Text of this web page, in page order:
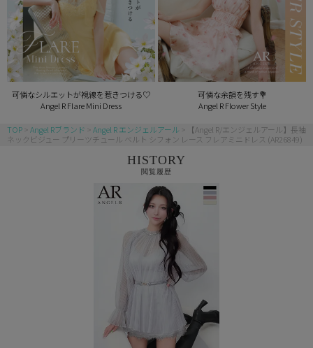
可憐なシルエットが視線を惹きつける♡
Angel R Flare Mini Dress
可憐な余韻を残す💐
Angel R Flower Style
TOP Angel Rブランド Angel R エンジェルアール
【Angel R/エンジェルアール】長袖
ネックビジュー プリーツチュール ベルト シフォン レース フレアミニドレス (AR26849)
HISTORY
閲覧履歴